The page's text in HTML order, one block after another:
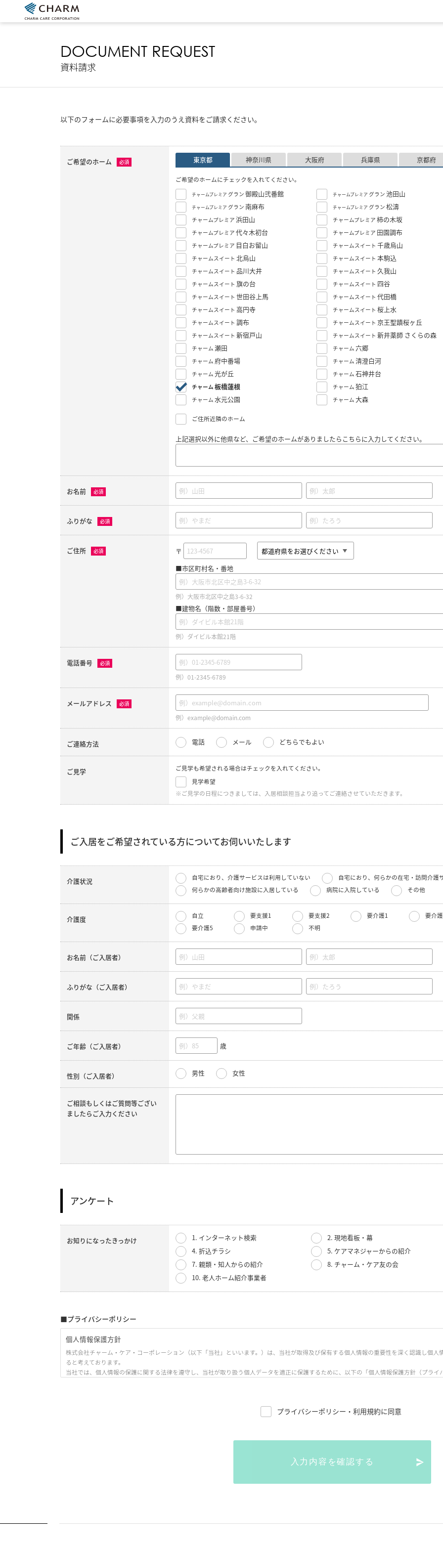
DOCUMENT REQUEST
資料請求
以下のフォームに必要事項を入力のうえ資料をご請求ください。
ご希望のホーム 必須 東京都 神奈川県 大阪府 兵庫県 京都府
ご希望のホームにチェックを入れてください。
チャームプレミア グラン 御殿山弐番館 チャームプレミア グラン 池田山
チャームプレミア グラン 南麻布 チャームプレミア グラン 松濤
チャームプレミア 浜田山 チャームプレミア 柿の木坂
チャームプレミア 代々木初台 チャームプレミア 田園調布
チャームプレミア 目白お留山 チャームスイート 千歳烏山
チャームスイート 北烏山 チャームスイート 本駒込
チャームスイート 品川大井 チャームスイート 久我山
チャームスイート 旗の台 チャームスイート 四谷
チャームスイート 世田谷上馬 チャームスイート 代田橋
チャームスイート 高円寺 チャームスイート 桜上水
チャームスイート 調布 チャームスイート 京王聖蹟桜ヶ丘
チャームスイート 新宿戸山 チャームスイート 新井薬師 さくらの森
チャーム 瀬田 チャーム 六郷
チャーム 府中番場 チャーム 清澄白河
チャーム 光が丘 チャーム 石神井台
チャーム 板橋蓮根 チャーム 狛江
チャーム 水元公園 チャーム 大森
ご住所近隣のホーム
上記選択以外に他県など、ご希望のホームがありましたらこちらに入力してください。
お名前 必須
ふりがな 必須
ご住所 必須
〒
■市区町村名・番地
例）大阪市北区中之島3-6-32
■建物名（階数・部屋番号）
例）ダイビル本館21階
電話番号 必須
例）01-2345-6789
メールアドレス 必須
例）example@domain.com
ご連絡方法 電話 メール どちらでもよい
ご見学
ご見学も希望される場合はチェックを入れてください。
見学希望
※ご見学の日程につきましては、入居相談担当より追ってご連絡させていただきます。
ご入居をご希望されている方についてお伺いいたします
介護状況 自宅におり、介護サービスは利用していない
自宅におり、何らかの在宅・訪問介護
何らかの高齢者向け施設に入居している
病院に入院している その他
介護度 自立 要支援1 要支援2 要介護1 要介
要介護5
申請中 不明
お名前（ご入居者）
ふりがな（ご入居者）
関係
ご年齢（ご入居者） 歳
性別（ご入居者） 男性 女性
ご相談もしくはご質問等ござい
ましたらご入力ください
アンケート
お知りになったきっかけ 1. インターネット検索 2. 現地看板・幕
4. 折込チラシ
5. ケアマネジャーからの紹介
7. 親類・知人からの紹介
8. チャーム・ケア友の会
10. 老人ホーム紹介事業者
■プライバシーポリシー
個人情報保護方針
株式会社チャーム・ケア・コーポレーション（以下「当社」といいます。）は、当社が取得及び保有する個人情報の重要性を深く認識し個
ると考えております。
当社では、個人情報の保護に関する法律を遵守し、当社が取り扱う個人データを適正に保護するために、以下の「個人情報保護方針（プラ
個人識別符号が含まれるもの
プライバシーポリシー・利用規約に同意
入力内容を確認する